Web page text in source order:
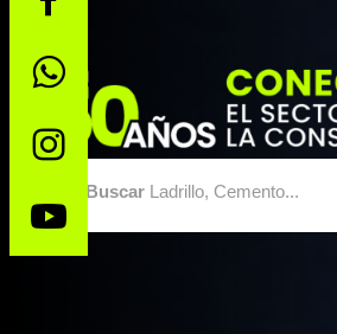
BuscarLadrillo, Cemento...